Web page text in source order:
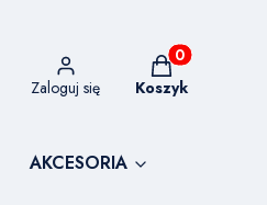
Zaloguj się
Produkty w
Koszyk
AKCESORIA